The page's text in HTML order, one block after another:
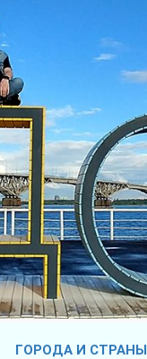
ГОРОДА И СТРАНЫ